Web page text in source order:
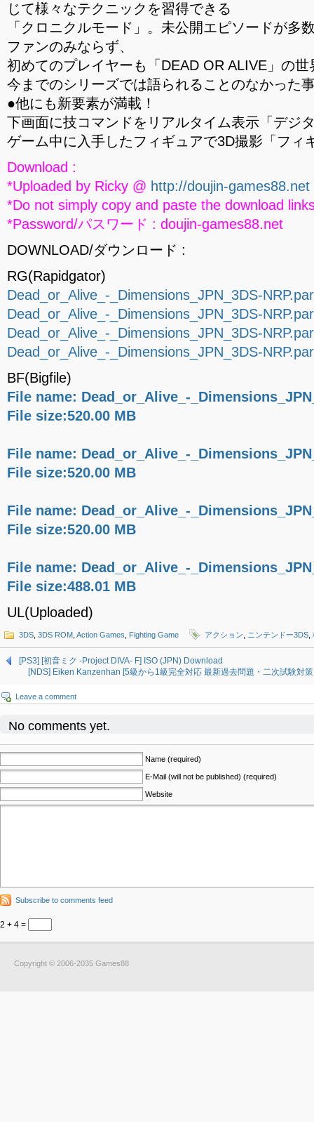
じて様々なテクニックを習得できる
「クロニクルモード」。未公開エピソードが多
ファンのみならず、
初めてのプレイヤーも「DEAD OR ALIVE」の
今までのシリーズでは語られることのなかった
●他にも新要素が満載！
下画面に技コマンドをリアルタイム表示「デジ
ゲーム中に入手したフィギュアで3D撮影「フィ
Download :
*Uploaded by Ricky @ http://doujin-games88.net
*Do not simply copy and paste the download
*Password/パスワード : doujin-games88.net
DOWNLOAD/ダウンロード :
RG(Rapidgator)
Dead_or_Alive_-_Dimensions_JPN_3DS-
Dead_or_Alive_-_Dimensions_JPN_3DS-
Dead_or_Alive_-_Dimensions_JPN_3DS-
Dead_or_Alive_-_Dimensions_JPN_3DS-
BF(Bigfile)
File name: Dead_or_Alive_-
File size:520.00 MB
File name: Dead_or_Alive_-
File size:520.00 MB
File name: Dead_or_Alive_-
File size:520.00 MB
File name: Dead_or_Alive_-
File size:488.01 MB
UL(Uploaded)
3DS 3DS ROM Action Games Fighting Game アクション ニンテンドー3DS
[PS3] [初音ミク -Project DIVA- F] ISO (JPN) Download
[NDS] Eiken Kanzenhan [5級から1級完全対応 最新過去問題・二次試験対
Leave a comment
No comments yet.
Name (required)
E-Mail (will not be published) (required)
Website
Subscribe to comments feed
2 + 4 =
Copyright © 2006-2035 Games88